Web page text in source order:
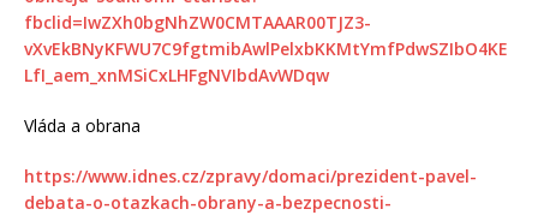
fbclid=IwZXh0bgNhZW0CMTAAAR00TJZ3-
vXvEkBNyKFWU7C9fgtmibAwlPelxbKKMtYmfPdwSZIbO4KE
LfI_aem_xnMSiCxLHFgNVIbdAvWDqw
Vláda a obrana
https://www.idnes.cz/zpravy/domaci/prezident-pavel-
debata-o-otazkach-obrany-a-bezpecnosti-